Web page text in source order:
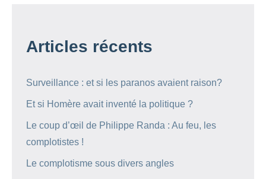
Articles récents
Surveillance : et si les paranos avaient raison?
Et si Homère avait inventé la politique ?
Le coup d’œil de Philippe Randa : Au feu, les
complotistes !
Le complotisme sous divers angles